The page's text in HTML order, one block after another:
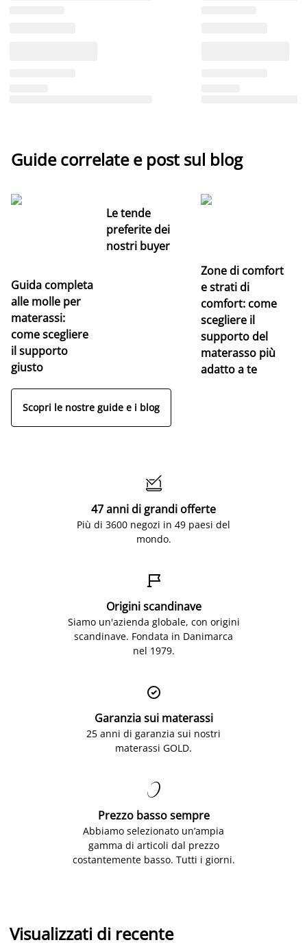
Guide correlate e post sul blog
Guida completa
alle molle per
materassi:
come scegliere
il supporto
giusto
Le tende
preferite dei
nostri buyer
Zone di comfort
e strati di
comfort: come
scegliere il
supporto del
materasso più
adatto a te
Scopri le nostre guide e i blog

47 anni di grandi offerte
Più di 3600 negozi in 49 paesi del
mondo.

Origini scandinave
Siamo un'azienda globale, con origini
scandinave. Fondata in Danimarca
nel 1979.

Garanzia sui materassi
25 anni di garanzia sui nostri
materassi GOLD.

Prezzo basso sempre
Abbiamo selezionato un’ampia
gamma di articoli dal prezzo
costantemente basso. Tutti i giorni.
Visualizzati di recente